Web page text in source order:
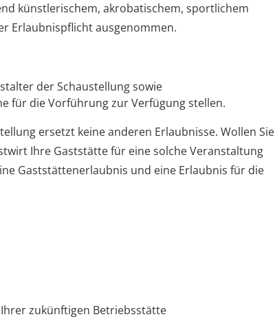
künstlerischem, akrobatischem, sportlichem
Erlaubnispflicht ausgenommen.
der Schaustellung sowie
für die Vorführung zur Verfügung stellen.
ersetzt keine anderen Erlaubnisse. Wollen Sie
Ihre Gaststätte für eine solche Veranstaltung
Gaststättenerlaubnis und eine Erlaubnis für die
zukünftigen Betriebsstätte